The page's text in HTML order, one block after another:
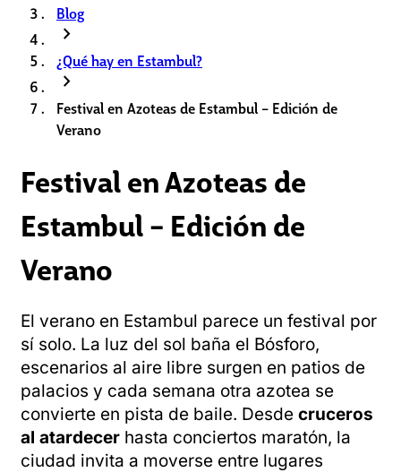
Blog
chevron_right
¿Qué hay en Estambul?
chevron_right
Festival en Azoteas de Estambul – Edición de
Verano
Festival en Azoteas de
Estambul – Edición de
Verano
El verano en Estambul parece un festival por
sí solo. La luz del sol baña el Bósforo,
escenarios al aire libre surgen en patios de
palacios y cada semana otra azotea se
convierte en pista de baile. Desde cruceros
al atardecer hasta conciertos maratón, la
ciudad invita a moverse entre lugares